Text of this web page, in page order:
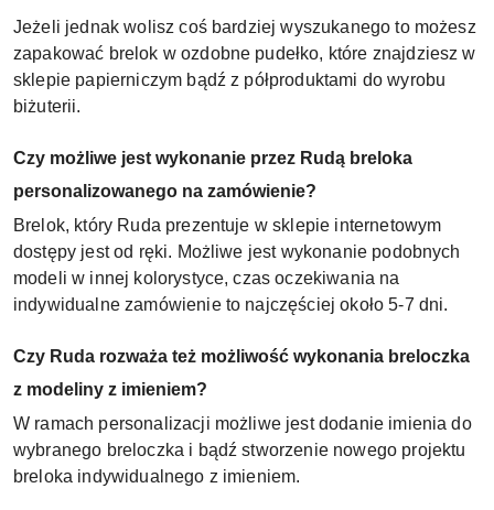
Jeżeli jednak wolisz coś bardziej wyszukanego to możesz
zapakować brelok w ozdobne pudełko, które znajdziesz w
sklepie papierniczym bądź z półproduktami do wyrobu
biżuterii.
Czy możliwe jest wykonanie przez Rudą breloka
personalizowanego na zamówienie?
Brelok, który Ruda prezentuje w sklepie internetowym
dostępy jest od ręki. Możliwe jest wykonanie podobnych
modeli w innej kolorystyce, czas oczekiwania na
indywidualne zamówienie to najczęściej około 5-7 dni.
Czy Ruda rozważa też możliwość wykonania breloczka
z modeliny z imieniem?
W ramach personalizacji możliwe jest dodanie imienia do
wybranego breloczka i bądź stworzenie nowego projektu
breloka indywidualnego z imieniem.